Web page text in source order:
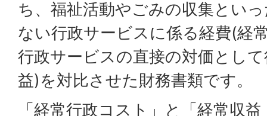
ち、福祉活動やごみの収集とい
ない行政サービスに係る経費(経
行政サービスの直接の対価とし
益)を対比させた財務書類です。
「経常行政コスト」と「経常収